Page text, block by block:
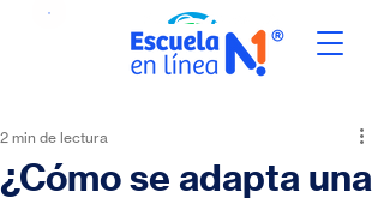
¿Cómo se adapta una
2 min de lectura